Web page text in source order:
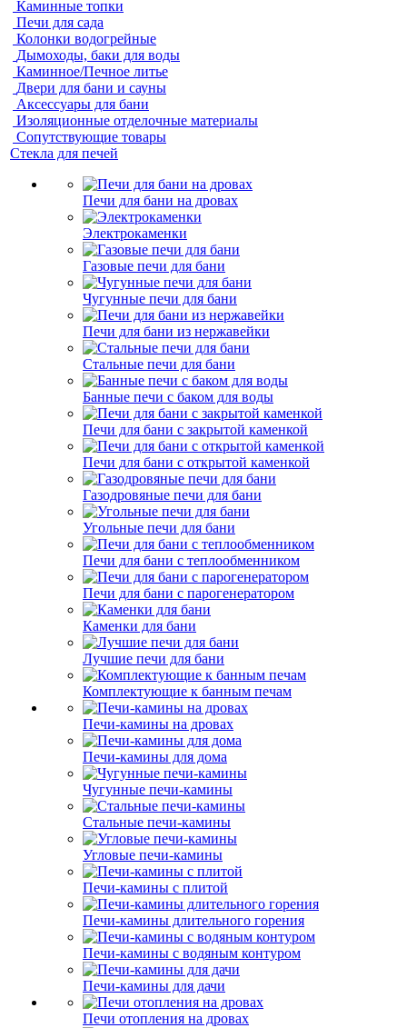
Каминные топки
Печи для сада
Колонки водогрейные
Дымоходы, баки для воды
Каминное/Печное литье
Двери для бани и сауны
Аксессуары для бани
Изоляционные отделочные материалы
Сопутствующие товары
Стекла для печей
Печи для бани на дровах
Электрокаменки
Газовые печи для бани
Чугунные печи для бани
Печи для бани из нержавейки
Стальные печи для бани
Банные печи с баком для воды
Печи для бани с закрытой каменкой
Печи для бани с открытой каменкой
Газодровяные печи для бани
Угольные печи для бани
Печи для бани с теплообменником
Печи для бани с парогенератором
Каменки для бани
Лучшие печи для бани
Комплектующие к банным печам
Печи-камины на дровах
Печи-камины для дома
Чугунные печи-камины
Стальные печи-камины
Угловые печи-камины
Печи-камины с плитой
Печи-камины длительного горения
Печи-камины с водяным контуром
Печи-камины для дачи
Печи отопления на дровах